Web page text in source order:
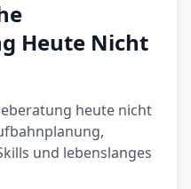
Heute Nicht
heute nicht
und lebenslanges